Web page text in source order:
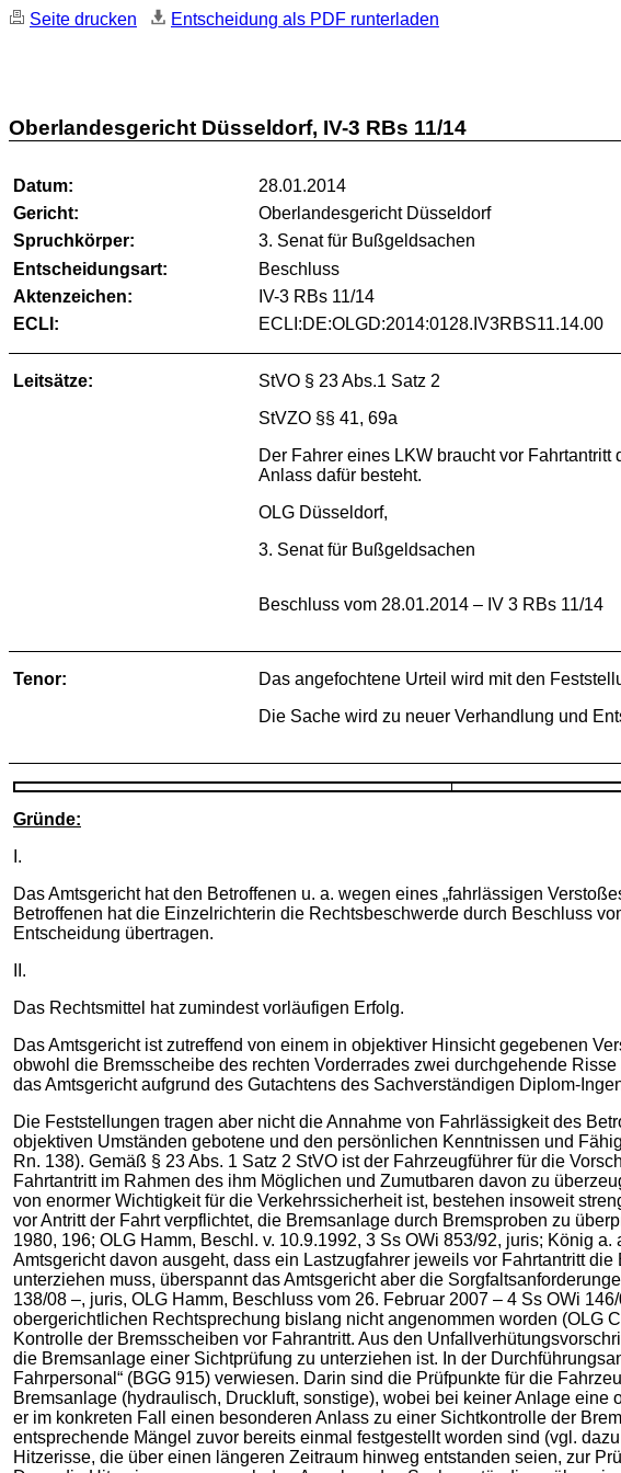
Seite drucken Entscheidung als PDF runterladen
Oberlandesgericht Düsseldorf, IV-3 RBs 11/14
Datum:
28.01.2014
Gericht:
Oberlandesgericht Düsseldorf
Spruchkörper:
3. Senat für Bußgeldsachen
Entscheidungsart:
Beschluss
Aktenzeichen:
IV-3 RBs 11/14
ECLI:
ECLI:DE:OLGD:2014:0128.IV3RBS11.14.00
Leitsätze:
StVO § 23 Abs.1 Satz 2
StVZO §§ 41, 69a
Der Fahrer eines LKW braucht vor
Anlass dafür besteht.
OLG Düsseldorf,
3. Senat für Bußgeldsachen
Beschluss vom 28.01.2014 – IV 3 RBs 11/14
Tenor:
Das angefochtene Urteil wird mit den
Die Sache wird zu neuer Verhandlung und
Gründe:
I.
Das Amtsgericht hat den Betroffenen u. a. wegen eines „fahrlässigen
Betroffenen hat die Einzelrichterin die Rechtsbeschwerde durch Beschluss
Entscheidung übertragen.
II.
Das Rechtsmittel hat zumindest vorläufigen Erfolg.
Das Amtsgericht ist zutreffend von einem in objektiver Hinsicht gegebenen
obwohl die Bremsscheibe des rechten Vorderrades zwei durchgehende
das Amtsgericht aufgrund des Gutachtens des Sachverständigen Diplom-
Die Feststellungen tragen aber nicht die Annahme von Fahrlässigkeit des
objektiven Umständen gebotene und den persönlichen Kenntnissen und
Rn. 138). Gemäß § 23 Abs. 1 Satz 2 StVO ist der Fahrzeugführer für die
Fahrtantritt im Rahmen des ihm Möglichen und Zumutbaren davon zu
von enormer Wichtigkeit für die Verkehrssicherheit ist, bestehen insoweit
vor Antritt der Fahrt verpflichtet, die Bremsanlage durch Bremsproben zu
1980, 196; OLG Hamm, Beschl. v. 10.9.1992, 3 Ss OWi 853/92, juris; König
Amtsgericht davon ausgeht, dass ein Lastzugfahrer jeweils vor Fahrtantritt
unterziehen muss, überspannt das Amtsgericht aber die
138/08 –, juris, OLG Hamm, Beschluss vom 26. Februar 2007 – 4 Ss OWi
obergerichtlichen Rechtsprechung bislang nicht angenommen worden (OLG
Kontrolle der Bremsscheiben vor Fahrantritt. Aus den
die Bremsanlage einer Sichtprüfung zu unterziehen ist. In der
Fahrpersonal“ (BGG 915) verwiesen. Darin sind die Prüfpunkte für die
Bremsanlage (hydraulisch, Druckluft, sonstige), wobei bei keiner Anlage
er im konkreten Fall einen besonderen Anlass zu einer Sichtkontrolle der
entsprechende Mängel zuvor bereits einmal festgestellt worden sind (vgl.
Hitzerisse, die über einen längeren Zeitraum hinweg entstanden seien, zur